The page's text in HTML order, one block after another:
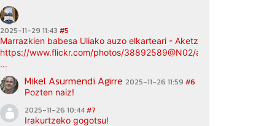
2025-11-29 11:43 #5
Marrazkien babesa Uliako auzo elkarteari - Aketz etxea (argazki
https://www.flickr.com/photos/38892589@N02/albums/
...
Mikel Asurmendi Agirre 2025-11-26 11:59 #6
Pozten naiz!
2025-11-26 10:44#7
Irakurtzeko gogotsu!